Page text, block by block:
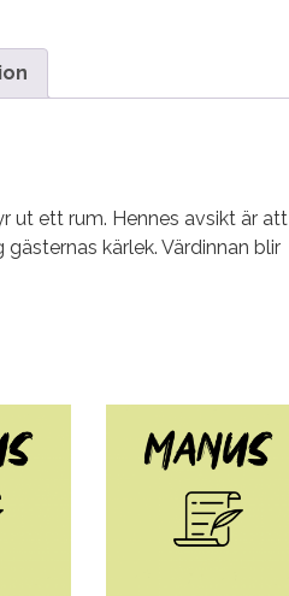
ut ett rum. Hennes avsikt är att
kärlek. Värdinnan blir